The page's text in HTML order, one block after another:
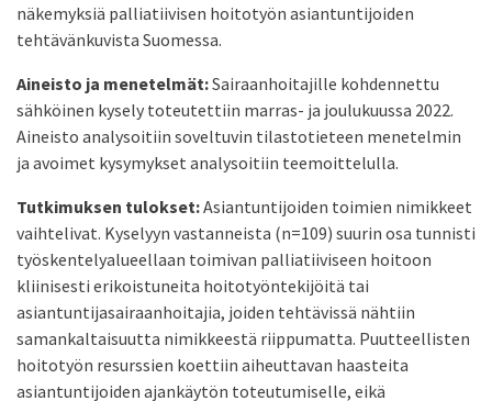
näkemyksiä palliatiivisen hoitotyön asiantuntijoiden
tehtävänkuvista Suomessa.
Aineisto ja menetelmät:Sairaanhoitajille kohdennettu
sähköinen kysely toteutettiin marras- ja joulukuussa 2022.
Aineisto analysoitiin soveltuvin tilastotieteen menetelmin
ja avoimet kysymykset analysoitiin teemoittelulla.
Tutkimuksen tulokset:Asiantuntijoiden toimien nimikkeet
vaihtelivat. Kyselyyn vastanneista (n=109) suurin osa tunnisti
työskentelyalueellaan toimivan palliatiiviseen hoitoon
kliinisesti erikoistuneita hoitotyöntekijöitä tai
asiantuntijasairaanhoitajia, joiden tehtävissä nähtiin
samankaltaisuutta nimikkeestä riippumatta. Puutteellisten
hoitotyön resurssien koettiin aiheuttavan haasteita
asiantuntijoiden ajankäytön toteutumiselle, eikä